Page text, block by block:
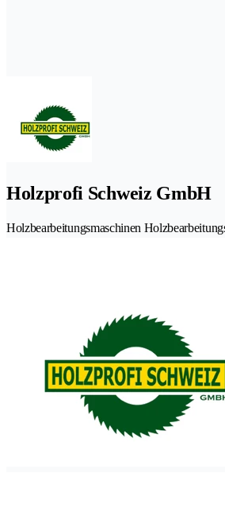
Holzprofi Schweiz GmbH
Holzbearbeitungsmaschinen